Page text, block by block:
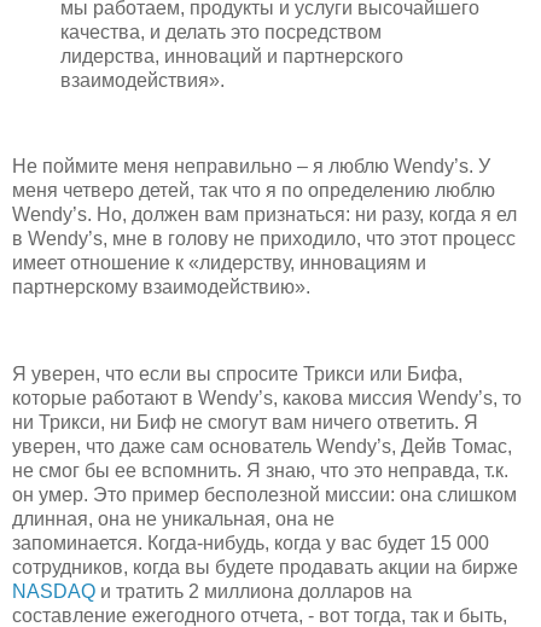
мы работаем, продукты и услуги высочайшего
качества, и делать это посредством
лидерства, инноваций и партнерского
взаимодействия».
Не поймите меня неправильно – я люблю Wendy’s. У
меня четверо детей, так что я по определению люблю
Wendy’s. Но, должен вам признаться: ни разу, когда я ел
в Wendy’s, мне в голову не приходило, что этот процесс
имеет отношение к «лидерству, инновациям и
партнерскому взаимодействию».
Я уверен, что если вы спросите Трикси или Бифа,
которые работают в Wendy’s, какова миссия Wendy’s, то
ни Трикси, ни Биф не смогут вам ничего ответить. Я
уверен, что даже сам основатель Wendy’s, Дейв Томас,
не смог бы ее вспомнить. Я знаю, что это неправда, т.к.
он умер. Это пример бесполезной миссии: она слишком
длинная, она не уникальная, она не
запоминается. Когда-нибудь, когда у вас будет 15 000
сотрудников, когда вы будете продавать акции на бирже
NASDAQ и тратить 2 миллиона долларов на
составление ежегодного отчета, - вот тогда, так и быть,